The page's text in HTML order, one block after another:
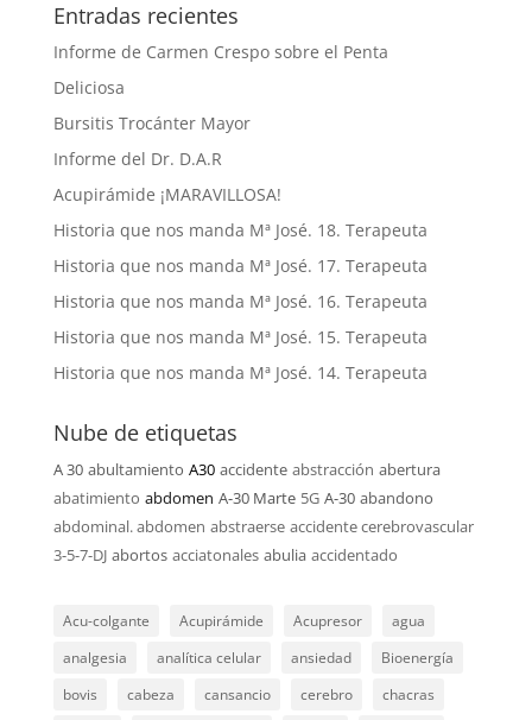
Entradas recientes
Informe de Carmen Crespo sobre el Penta
Deliciosa
Bursitis Trocánter Mayor
Informe del Dr. D.A.R
Acupirámide ¡MARAVILLOSA!
Historia que nos manda Mª José. 18. Terapeuta
Historia que nos manda Mª José. 17. Terapeuta
Historia que nos manda Mª José. 16. Terapeuta
Historia que nos manda Mª José. 15. Terapeuta
Historia que nos manda Mª José. 14. Terapeuta
Nube de etiquetas
A 30 abultamiento A30 accidente abstracción abertura
abatimiento abdomen A-30 Marte 5G A-30 abandono
abdominal. abdomen abstraerse accidente cerebrovascular
3-5-7-DJ abortos acciatonales abulia accidentado
Acu-colgante Acupirámide Acupresor
agua
analgesia
analítica celular ansiedad
Bioenergía
bovis
cabeza cansancio cerebro
chacras